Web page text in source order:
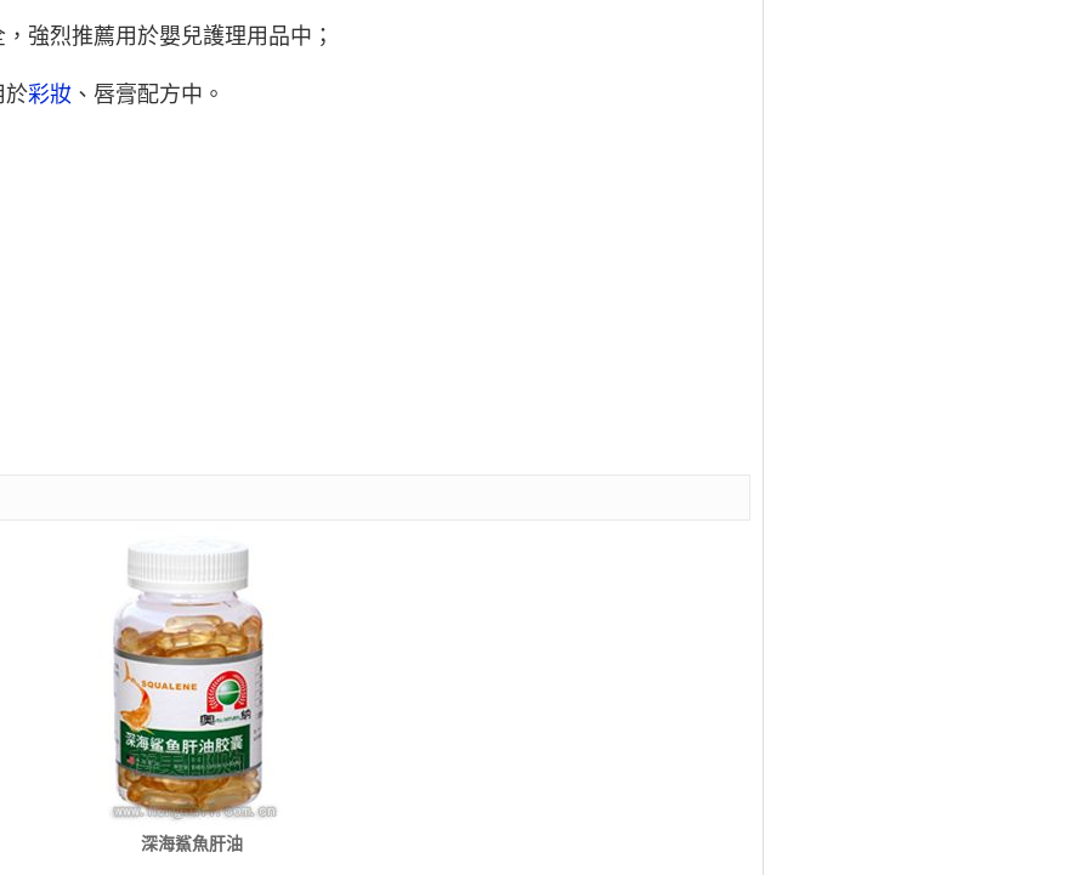
強烈推薦用於嬰兒護理用品中；
於彩妝 、唇膏配方中。
深海鯊魚肝油